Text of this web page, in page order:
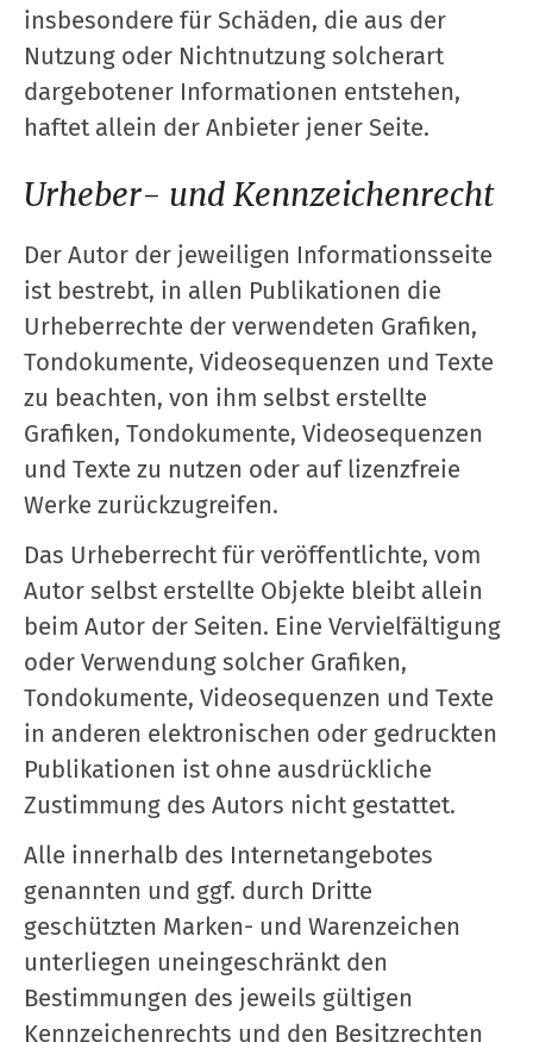
insbesondere für Schäden, die aus der
Nutzung oder Nichtnutzung solcherart
dargebotener Informationen entstehen,
haftet allein der Anbieter jener Seite.
Urheber- und Kennzeichenrecht
Der Autor der jeweiligen Informationsseite
ist bestrebt, in allen Publikationen die
Urheberrechte der verwendeten Grafiken,
Tondokumente, Videosequenzen und Texte
zu beachten, von ihm selbst erstellte
Grafiken, Tondokumente, Videosequenzen
und Texte zu nutzen oder auf lizenzfreie
Werke zurückzugreifen.
Das Urheberrecht für veröffentlichte, vom
Autor selbst erstellte Objekte bleibt allein
beim Autor der Seiten. Eine Vervielfältigung
oder Verwendung solcher Grafiken,
Tondokumente, Videosequenzen und Texte
in anderen elektronischen oder gedruckten
Publikationen ist ohne ausdrückliche
Zustimmung des Autors nicht gestattet.
Alle innerhalb des Internetangebotes
genannten und ggf. durch Dritte
geschützten Marken- und Warenzeichen
unterliegen uneingeschränkt den
Bestimmungen des jeweils gültigen
Kennzeichenrechts und den Besitzrechten